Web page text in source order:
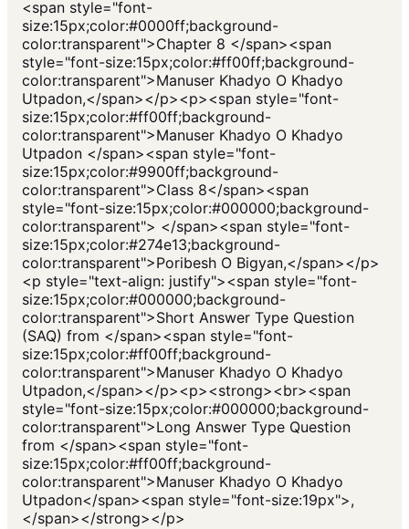
<span style="font-
size:15px;color:#0000ff;background-
color:transparent">Chapter 8 </span><span
style="font-size:15px;color:#ff00ff;background-
color:transparent">Manuser Khadyo O Khadyo
Utpadon,</span></p><p><span style="font-
size:15px;color:#ff00ff;background-
color:transparent">Manuser Khadyo O Khadyo
Utpadon </span><span style="font-
size:15px;color:#9900ff;background-
color:transparent">Class 8</span><span
style="font-size:15px;color:#000000;background-
color:transparent"> </span><span style="font-
size:15px;color:#274e13;background-
color:transparent">Poribesh O Bigyan,</span></p>
<p style="text-align: justify"><span style="font-
size:15px;color:#000000;background-
color:transparent">Short Answer Type Question
(SAQ) from </span><span style="font-
size:15px;color:#ff00ff;background-
color:transparent">Manuser Khadyo O Khadyo
Utpadon,</span></p><p><strong><br><span
style="font-size:15px;color:#000000;background-
color:transparent">Long Answer Type Question
from </span><span style="font-
size:15px;color:#ff00ff;background-
color:transparent">Manuser Khadyo O Khadyo
Utpadon</span><span style="font-size:19px">,
</span></strong></p>